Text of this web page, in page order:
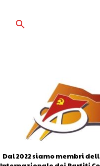
Dal 2022 siamo membri